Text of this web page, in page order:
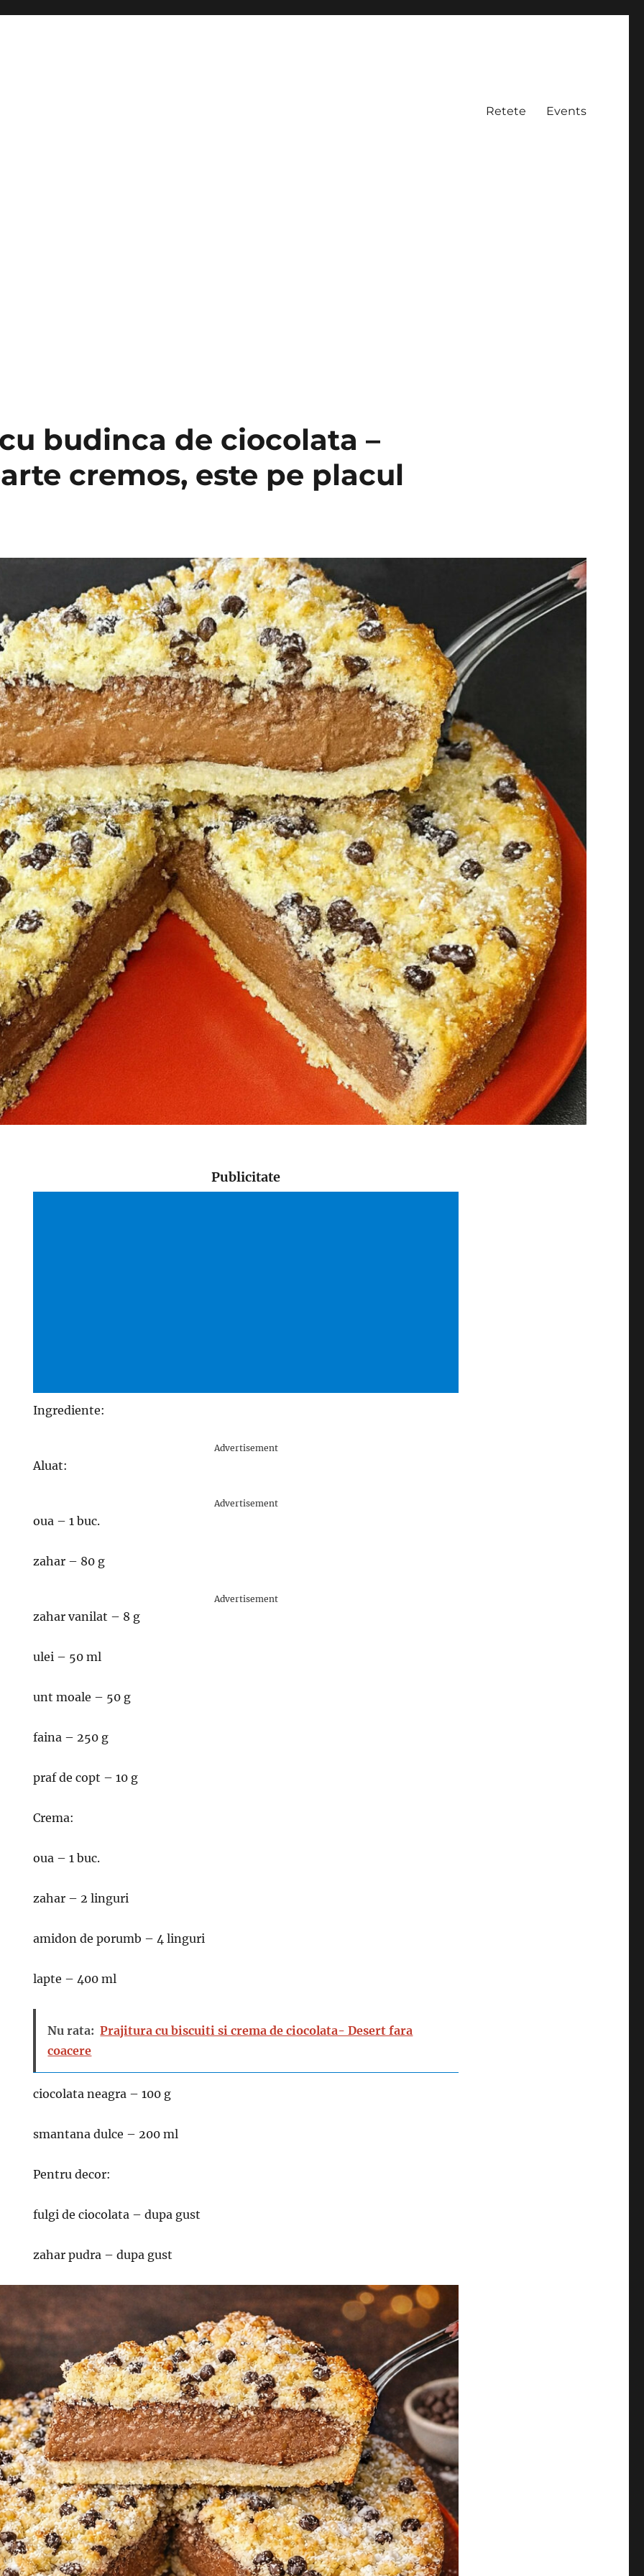
Retete Events
budinca de ciocolata –
cremos, este pe placul
Publicitate
Ingrediente:
Advertisement
Aluat:
Advertisement
oua – 1 buc.
zahar – 80 g
Advertisement
zahar vanilat – 8 g
ulei – 50 ml
unt moale – 50 g
faina – 250 g
praf de copt – 10 g
Crema:
oua – 1 buc.
zahar – 2 linguri
amidon de porumb – 4 linguri
lapte – 400 ml
Nu rata: Prajitura cu biscuiti si crema de ciocolata- Desert fara
coacere
ciocolata neagra – 100 g
smantana dulce – 200 ml
Pentru decor:
fulgi de ciocolata – dupa gust
zahar pudra – dupa gust